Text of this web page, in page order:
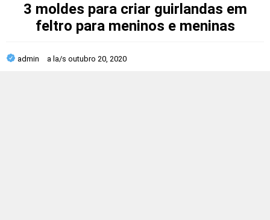
3 moldes para criar guirlandas em
feltro para meninos e meninas
admin a la/s outubro 20, 2020